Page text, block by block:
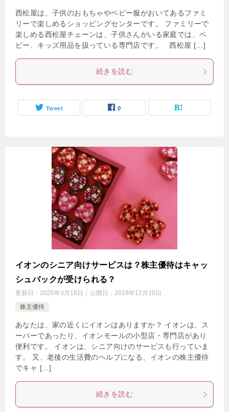
西松屋は、子供のおもちゃやベビー服がおいてあるファミ
リーで楽しめるショッピングセンターです。 ファミリーで
楽しめる西松屋チェーンは、子供さんがいる家庭では、ベ
ビー、キッズ用品を扱っている専門店です。 西松屋 […]
続きを読む
Tweet 0
イオンのシニア向けサービスは？株主優待はキャッ
シュバックが受けられる？
更新日： 2020年3月18日 公開日： 2018年12月10日
株主優待
あなたは、家の近くにイオンはありますか？ イオンは、ス
ーパーであったり、イオンモールの小型店・専門店があり
便利です。 イオンは、シニア向けのサービスも行っていま
す。 又、老後の生活費のヘルプになる、イオンの株主優待
でキャ […]
続きを読む